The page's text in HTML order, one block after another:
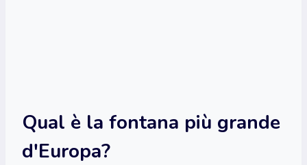
Qual è la fontana più grande
d'Europa?